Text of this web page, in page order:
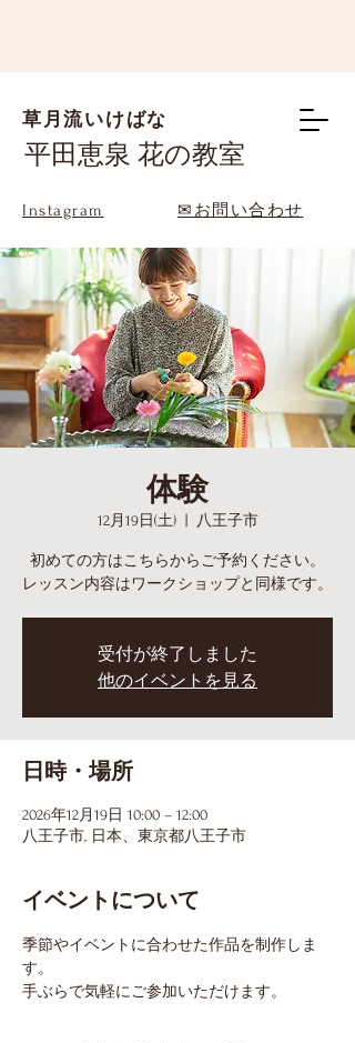
草月流いけばな
平田恵泉 花の教室
Instagram ✉お問い合わせ
体験
12月19日(土)
  |
八王子市
初めての方はこちらからご予約ください。
レッスン内容はワークショップと同様です。
受付が終了しました
他のイベントを見る
日時・場所
2026年12月19日 10:00 – 12:00
八王子市, 日本、東京都八王子市
イベントについて
季節やイベントに合わせた作品を制作しま
す。
手ぶらで気軽にご参加いただけます。